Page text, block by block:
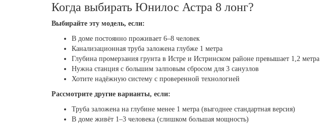
Когда выбирать Юнилос Астра 8 лонг?
Выбирайте эту модель, если:
В доме постоянно проживает 6–8 человек
Канализационная труба заложена глубже 1 метра
Глубина промерзания грунта в Истре и Истринском районе превышает 1,2 метра
Нужна станция с большим залповым сбросом для 3 санузлов
Хотите надёжную систему с проверенной технологией
Рассмотрите другие варианты, если:
Труба заложена на глубине менее 1 метра (выгоднее стандартная версия)
В доме живёт 1–3 человека (слишком большая мощность)